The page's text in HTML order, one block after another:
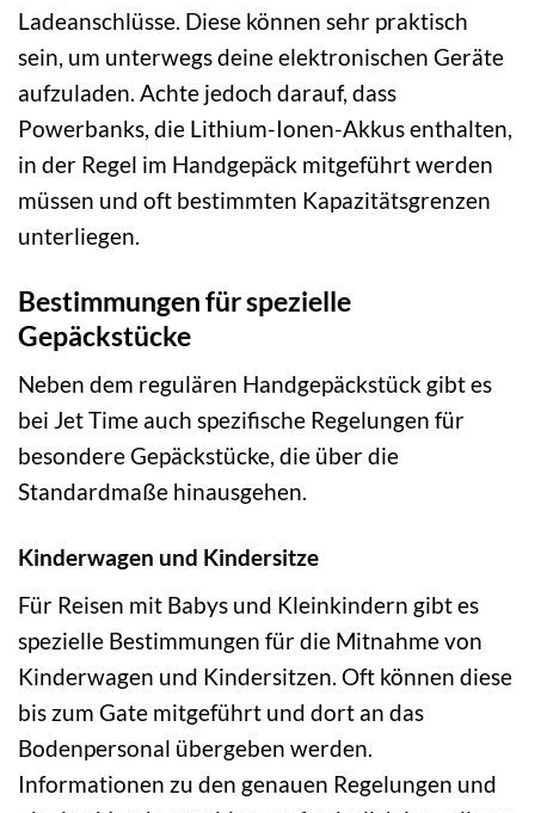
Ladeanschlüsse. Diese können sehr praktisch
sein, um unterwegs deine elektronischen Geräte
aufzuladen. Achte jedoch darauf, dass
Powerbanks, die Lithium-Ionen-Akkus enthalten,
in der Regel im Handgepäck mitgeführt werden
müssen und oft bestimmten Kapazitätsgrenzen
unterliegen.
Bestimmungen für spezielle
Gepäckstücke
Neben dem regulären Handgepäckstück gibt es
bei Jet Time auch spezifische Regelungen für
besondere Gepäckstücke, die über die
Standardmaße hinausgehen.
Kinderwagen und Kindersitze
Für Reisen mit Babys und Kleinkindern gibt es
spezielle Bestimmungen für die Mitnahme von
Kinderwagen und Kindersitzen. Oft können diese
bis zum Gate mitgeführt und dort an das
Bodenpersonal übergeben werden.
Informationen zu den genauen Regelungen und